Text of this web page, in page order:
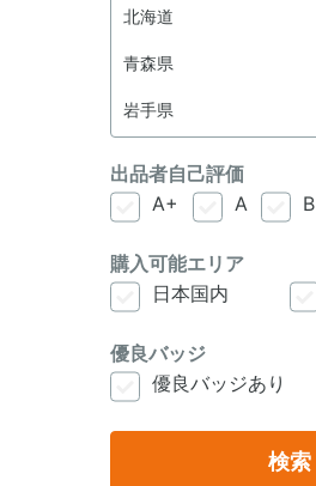
出品者自己評価
A+
A B
購入可能エリア
日本国内
優良バッジ
優良バッジあり
検索